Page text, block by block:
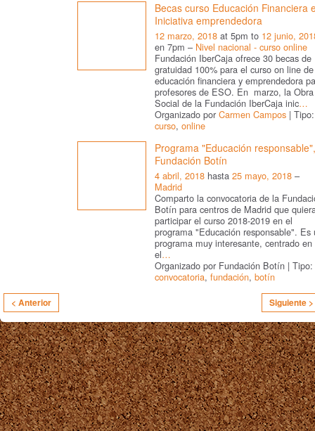
Becas curso Educación Financiera
Iniciativa emprendedora
12 marzo, 2018 at 5pm to 12 junio,
en 7pm – Nivel nacional - curso online
Fundación IberCaja ofrece 30 becas de
gratuidad 100% para el curso on line de
educación financiera y emprendedora
profesores de ESO. En marzo, la Obra
Social de la Fundación IberCaja inic…
Organizado por Carmen Campos | Tipo:
curso, online
Programa "Educación responsable",
Fundación Botín
4 abril, 2018 hasta 25 mayo, 2018 –
Madrid
Comparto la convocatoria de la
Botín para centros de Madrid que
participar el curso 2018-2019 en el
programa "Educación responsable". Es
programa muy interesante, centrado en
el…
Organizado por Fundación Botín | Tipo:
convocatoria, fundación, botín
< Anterior Siguiente >